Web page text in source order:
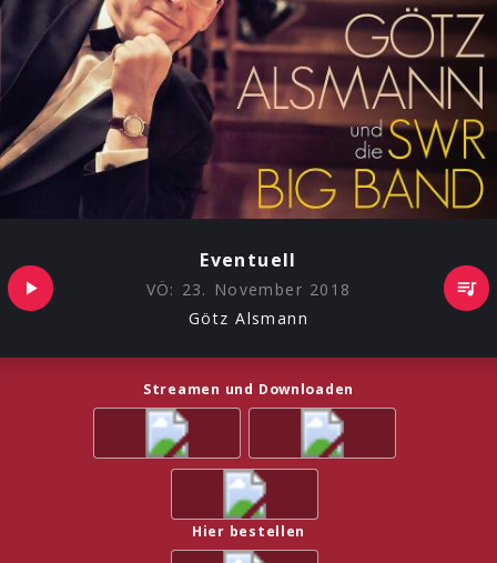
Eventuell
VÖ: 23. November 2018
Götz Alsmann
Streamen und Downloaden
Hier bestellen